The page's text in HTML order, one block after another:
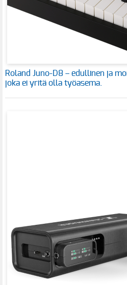
Roland Juno-D8 – edullinen ja
joka ei yritä olla työasema.